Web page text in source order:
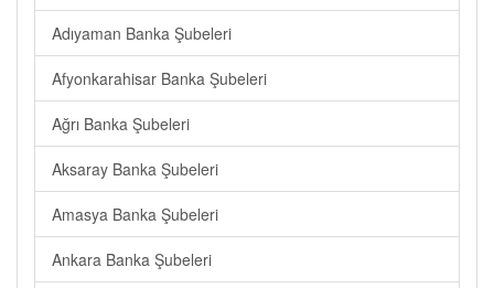
Adıyaman Banka Şubeleri
Afyonkarahisar Banka Şubeleri
Ağrı Banka Şubeleri
Aksaray Banka Şubeleri
Amasya Banka Şubeleri
Ankara Banka Şubeleri